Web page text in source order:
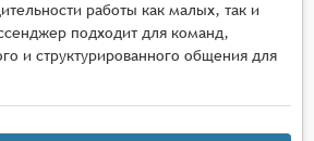
работы как малых, так и
подходит для команд,
и структурированного общения для